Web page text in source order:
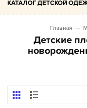
КАТАЛОГ ДЕТСКОЙ
Главная
Детские пледы и полотенца для